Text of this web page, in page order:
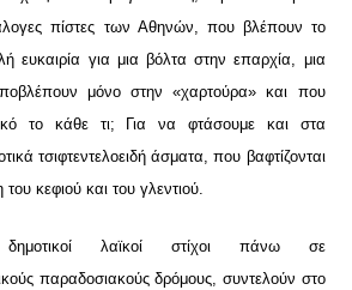
πίστες των Αθηνών, που βλέπουν το
ευκαιρία για μια βόλτα στην επαρχία, μια
μόνο στην «χαρτούρα» και που
το κάθε τι; Για να φτάσουμε και στα
τσιφτεντελοειδή άσματα, που βαφτίζονται
κεφιού και του γλεντιού.
δημοτικοί λαϊκοί στίχοι πάνω σε
παραδοσιακούς δρόμους, συντελούν στο